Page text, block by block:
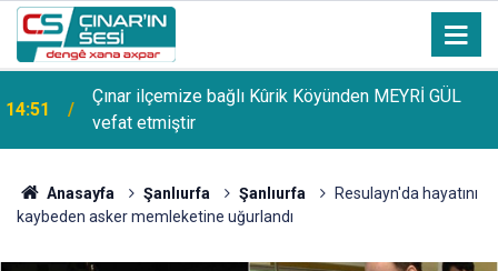
14:51
Çınar ilçemize bağlı Kûrik Köyünden MEYRİ GÜL
vefat etmiştir
Anasayfa Şanlıurfa Şanlıurfa
Resulayn'da hayatını
kaybeden asker memleketine uğurlandı